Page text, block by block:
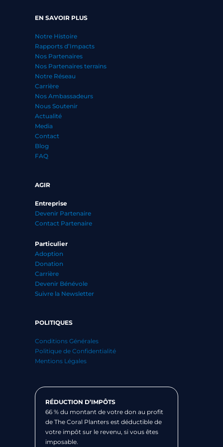
EN SAVOIR PLUS
Notre Histoire
Rapports d’Impacts
Nos Partenaires
Nos Partenaires terrains
Notre Réseau
Carrière
Nos Ambassadeurs
Nous Soutenir
Actualité
Media
Contact
Blog
FAQ
AGIR
Entreprise
Devenir Partenaire
Contact Partenaire
Particulier
Adoption
Donation
Carrière
Devenir Bénévole
Suivre la Newsletter
POLITIQUES
Conditions Générales
Politique de Confidentialité
Mentions Légales
RÉDUCTION D’IMPÔTS
66 % du montant de votre don au profit
de The Coral Planters est déductible de
votre impôt sur le revenu, si vous êtes
imposable.